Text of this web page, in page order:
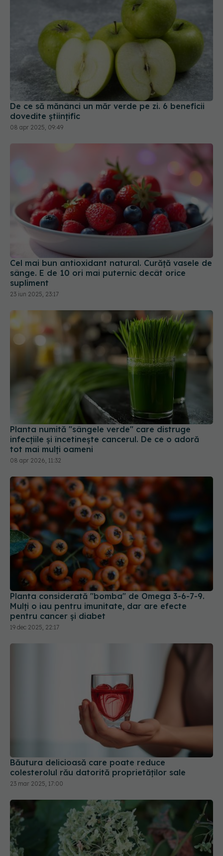
De ce să mănânci un măr verde pe zi. 6 beneficii
dovedite științific
08 apr 2025, 09:49
sânge. E de 10 ori mai puternic decât orice
supliment
23 iun 2025, 23:17
Planta numită "sângele verde" care distruge
infecțiile și încetinește cancerul. De ce o adoră
tot mai mulți oameni
08 apr 2026, 11:32
Planta considerată "bomba" de Omega 3-6-7-9.
Mulți o iau pentru imunitate, dar are efecte
pentru cancer și diabet
19 dec 2025, 22:17
Băutura delicioasă care poate reduce
colesterolul rău datorită proprietăților sale
23 mar 2025, 17:00